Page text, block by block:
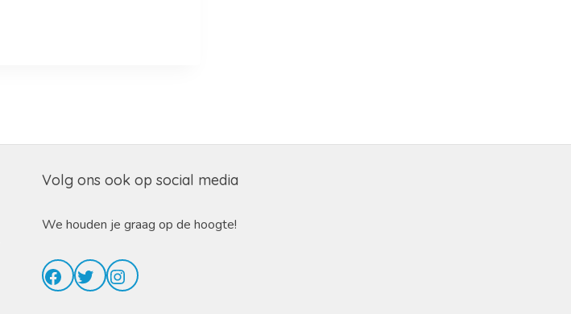
Volg ons ook op social media
We houden je graag op de hoogte!
Facebook
TwitterInstagram